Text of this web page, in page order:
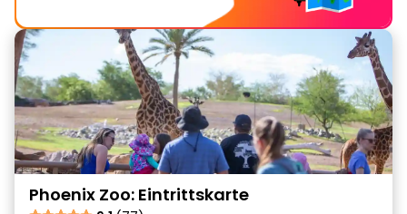
Phoenix Zoo: Eintrittskarte